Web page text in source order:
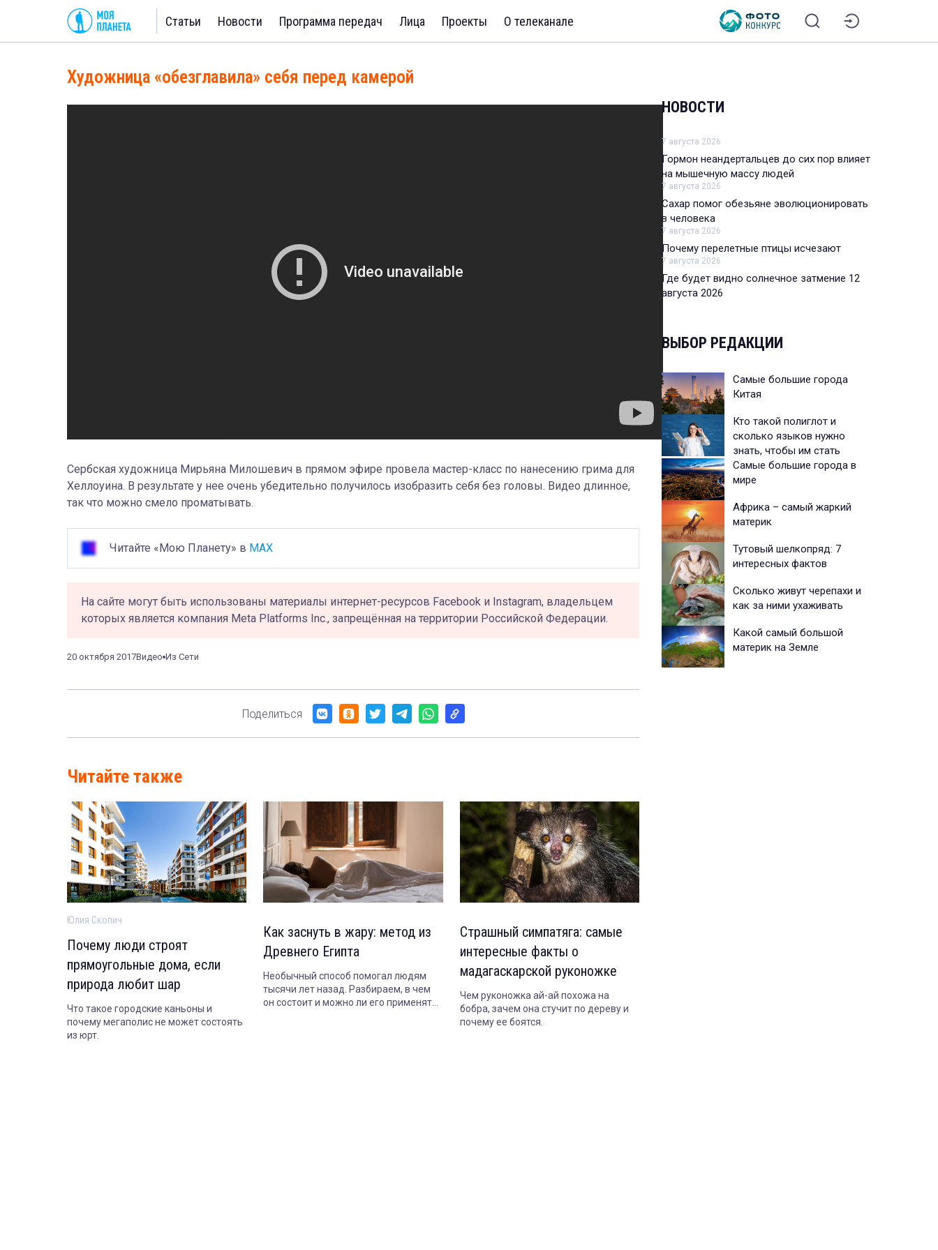
Статьи Новости Программа передач Лица Проекты О телеканале
Художница «обезглавила» себя перед камерой
Сербская художница Мирьяна Милошевич в прямом эфире провела мастер-класс по нанесению грима для
Хеллоуина. В результате у нее очень убедительно получилось изобразить себя без головы. Видео длинное,
так что можно смело проматывать.
Читайте «Мою Планету» в MAX
На сайте могут быть использованы материалы интернет-ресурсов Facebook и Instagram, владельцем
которых является компания Meta Platforms Inc., запрещённая на территории Российской Федерации.
20 октября 2017Видео Из Сети
Поделиться
Читайте также
Юлия Скопич
Почему люди строят
прямоугольные дома, если
природа любит шар
Что такое городские каньоны и
почему мегаполис не может состоять
из юрт.
Как заснуть в жару: метод из
Древнего Египта
Необычный способ помогал людям
тысячи лет назад. Разбираем, в чем
он состоит и можно ли его применять
Страшный симпатяга: самые
интересные факты о
мадагаскарской руконожке
Чем руконожка ай-ай похожа на
бобра, зачем она стучит по дереву и
почему ее боятся.
НОВОСТИ
7 августа 2026
Гормон неандертальцев до сих пор влияет
на мышечную массу людей
7 августа 2026
Сахар помог обезьяне эволюционировать
в человека
7 августа 2026
Почему перелетные птицы исчезают
7 августа 2026
Где будет видно солнечное затмение 12
августа 2026
ВЫБОР РЕДАКЦИИ
Самые большие города
Китая
Кто такой полиглот и
сколько языков нужно
знать, чтобы им стать
Самые большие города в
мире
Африка – самый жаркий
материк
Тутовый шелкопряд: 7
интересных фактов
Сколько живут черепахи и
как за ними ухаживать
Какой самый большой
материк на Земле